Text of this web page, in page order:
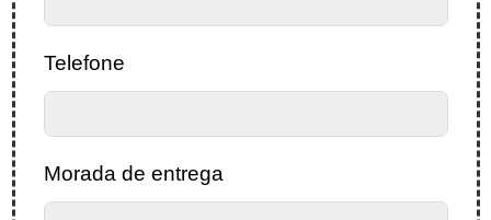
Telefone
Morada de entrega